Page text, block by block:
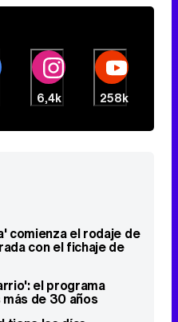
6,4k 258k
comienza el rodaje de
con el fichaje de
el programa
de 30 años